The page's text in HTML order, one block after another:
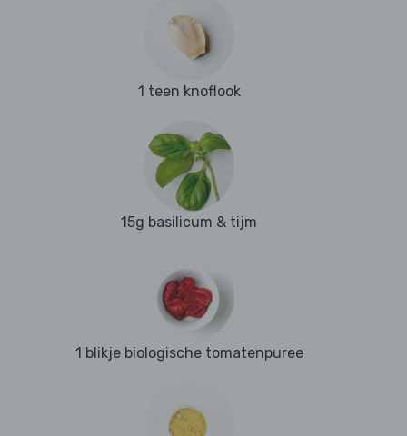
1 teen knoflook
15g basilicum & tijm
1 blikje biologische tomatenpuree